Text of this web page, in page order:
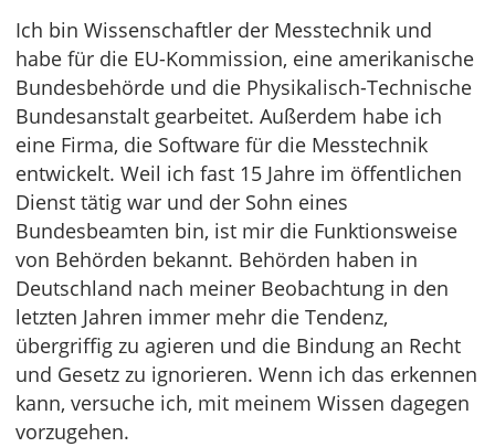
Ich bin Wissenschaftler der Messtechnik und
habe für die EU-Kommission, eine amerikanische
Bundesbehörde und die Physikalisch-Technische
Bundesanstalt gearbeitet. Außerdem habe ich
eine Firma, die Software für die Messtechnik
entwickelt. Weil ich fast 15 Jahre im öffentlichen
Dienst tätig war und der Sohn eines
Bundesbeamten bin, ist mir die Funktionsweise
von Behörden bekannt. Behörden haben in
Deutschland nach meiner Beobachtung in den
letzten Jahren immer mehr die Tendenz,
übergriffig zu agieren und die Bindung an Recht
und Gesetz zu ignorieren. Wenn ich das erkennen
kann, versuche ich, mit meinem Wissen dagegen
vorzugehen.